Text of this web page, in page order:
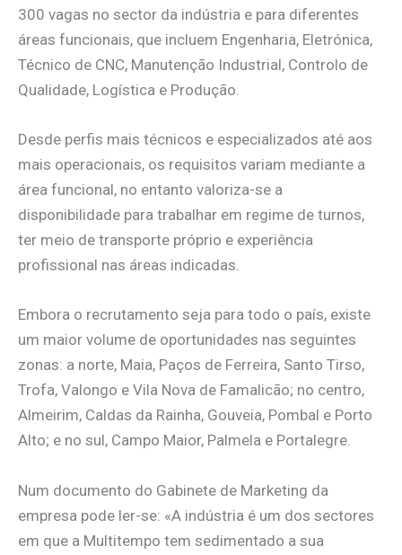
300 vagas no sector da indústria e para diferentes
áreas funcionais, que incluem Engenharia, Eletrónica,
Técnico de CNC, Manutenção Industrial, Controlo de
Qualidade, Logística e Produção.
Desde perfis mais técnicos e especializados até aos
mais operacionais, os requisitos variam mediante a
área funcional, no entanto valoriza-se a
disponibilidade para trabalhar em regime de turnos,
ter meio de transporte próprio e experiência
profissional nas áreas indicadas.
Embora o recrutamento seja para todo o país, existe
um maior volume de oportunidades nas seguintes
zonas: a norte, Maia, Paços de Ferreira, Santo Tirso,
Trofa, Valongo e Vila Nova de Famalicão; no centro,
Almeirim, Caldas da Rainha, Gouveia, Pombal e Porto
Alto; e no sul, Campo Maior, Palmela e Portalegre.
Num documento do Gabinete de Marketing da
empresa pode ler-se: «A indústria é um dos sectores
em que a Multitempo tem sedimentado a sua